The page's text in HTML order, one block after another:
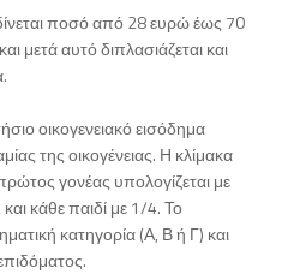
ποσό από 28 ευρώ έως 70
μετά αυτό διπλασιάζεται και
οικογενειακό εισόδημα
της οικογένειας. Η κλίμακα
γονέας υπολογίζεται με
κάθε παιδί με 1/4. Το
κατηγορία (Α, Β ή Γ) και